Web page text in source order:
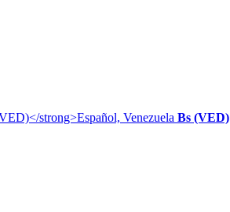
Español, Venezuela Bs (VED)